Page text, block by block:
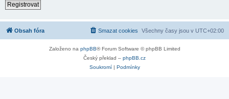
Registrovat
Obsah fóra Všechny časy jsou v UTC+02:00
Smazat cookies
Založeno na phpBB® Forum Software © phpBB Limited
Český překlad – phpBB.cz
Soukromí| Podmínky